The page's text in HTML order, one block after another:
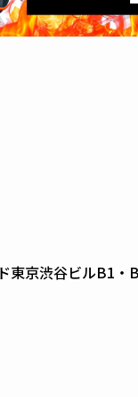
京渋谷ビルB1・